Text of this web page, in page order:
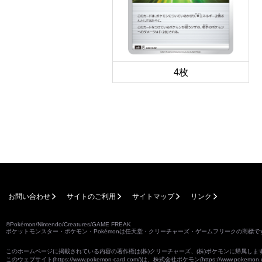
4枚
お問い合わせ サイトのご利用 サイトマップ リンク
©Pokémon/Nintendo/Creatures/GAME FREAK
ポケットモンスター・ポケモン・Pokémonは任天堂・クリーチャーズ・ゲームフリークの商標で
このホームページに掲載されている内容の著作権は(株)クリーチャーズ、(株)ポケモンに帰属し
このウェブサイト(https://www.pokemon-card.com/)は、株式会社ポケモン(https://